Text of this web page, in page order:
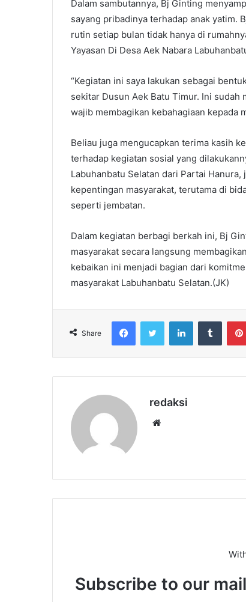
Dalam sambutannya, Bj Ginting
sayang pribadinya terhadap anak yatim.
rutin setiap bulan tidak hanya di
Yayasan Di Desa Aek Nabara
“Kegiatan ini saya lakukan sebagai
sekitar Dusun Aek Batu Timur. Ini sudah
wajib membagikan kebahagiaan kepada
Beliau juga mengucapkan terima kasih
terhadap kegiatan sosial yang
Labuhanbatu Selatan dari Partai
kepentingan masyarakat, terutama di
seperti jembatan.
Dalam kegiatan berbagi berkah ini, Bj
masyarakat secara langsung
kebaikan ini menjadi bagian dari
masyarakat Labuhanbatu Selatan.(JK)
Share
FacebookTwitter LinkedInTumblr
redaksi
Subscribe to our